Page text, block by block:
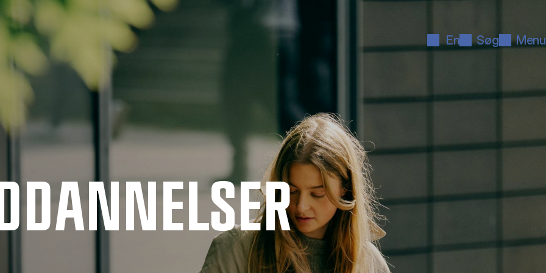
En Søg Menu